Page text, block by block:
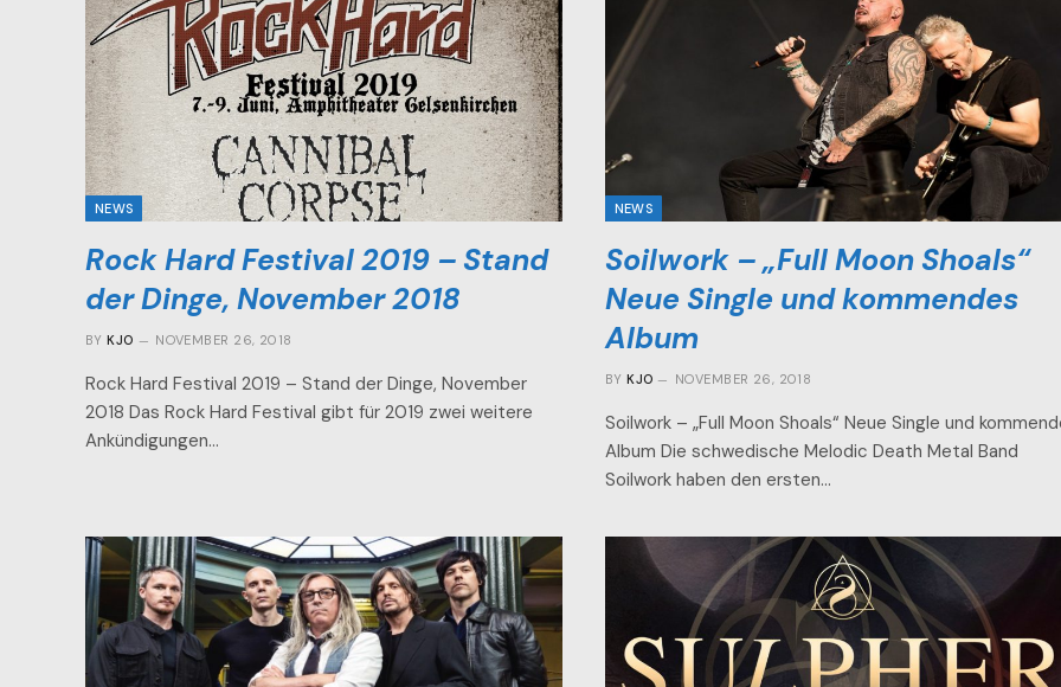
NEWS
Rock Hard Festival 2019 – Stand
der Dinge, November 2018
BY KJO NOVEMBER 26, 2018
Rock Hard Festival 2019 – Stand der Dinge, November
2018 Das Rock Hard Festival gibt für 2019 zwei weitere
Ankündigungen…
NEWS
Soilwork – „Full Moon Shoals“
Neue Single und kommendes
Album
BY KJO NOVEMBER 26, 2018
Soilwork – „Full Moon Shoals“ Neue Single und
Album Die schwedische Melodic Death Metal Band
Soilwork haben den ersten…